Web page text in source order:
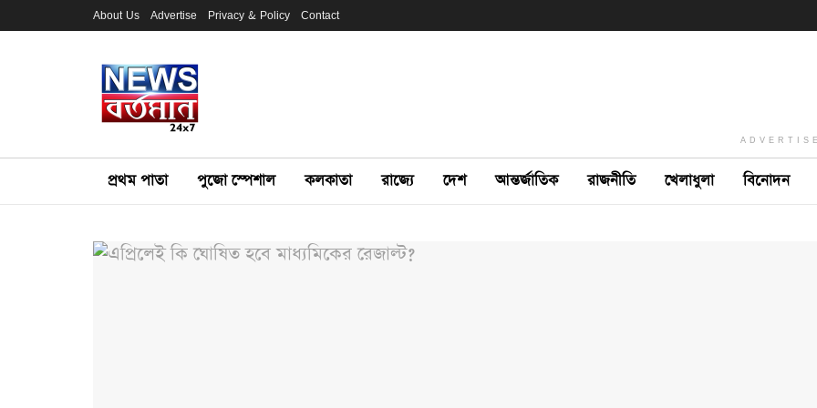
About Us Advertise Privacy & Policy Contact
প্রথম পাতা পুজো স্পেশাল কলকাতা রাজ্যে দেশ আন্তর্জাতিক রাজনীতি খেলাধুলা বিনোদন